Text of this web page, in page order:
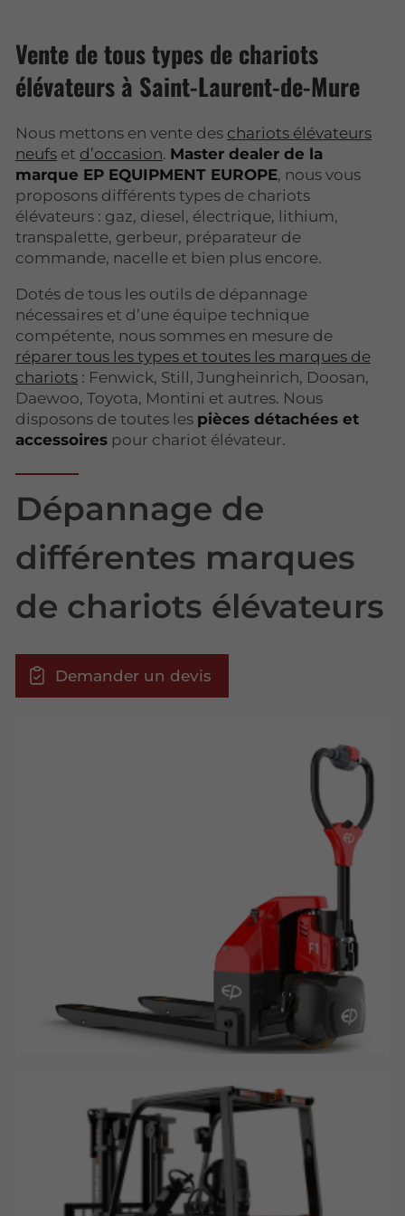
Vente de tous types de chariots
élévateurs à Saint-Laurent-de-Mure
Nous mettons en vente des chariots élévateurs
neufs et d’occasion. Master dealer de la
marque EP EQUIPMENT EUROPE, nous vous
proposons différents types de chariots
élévateurs : gaz, diesel, électrique, lithium,
transpalette, gerbeur, préparateur de
commande, nacelle et bien plus encore.
Dotés de tous les outils de dépannage
nécessaires et d’une équipe technique
compétente, nous sommes en mesure de
réparer tous les types et toutes les marques de
chariots : Fenwick, Still, Jungheinrich, Doosan,
Daewoo, Toyota, Montini et autres. Nous
disposons de toutes les pièces détachées et
accessoires pour chariot élévateur.
Dépannage de
différentes marques
de chariots élévateurs
Demander un devis